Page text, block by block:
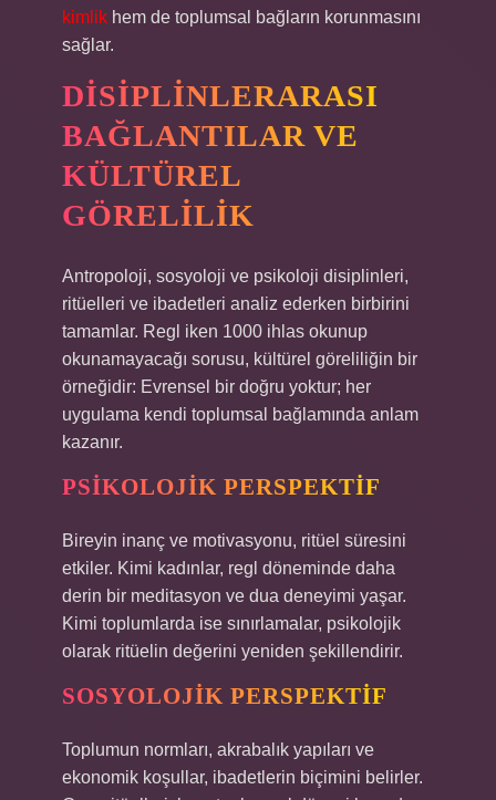
kimlik hem de toplumsal bağların korunmasını
sağlar.
DISIPLINLERARASI
BAĞLANTILAR VE
KÜLTÜREL
GÖRELILIK
Antropoloji, sosyoloji ve psikoloji disiplinleri,
ritüelleri ve ibadetleri analiz ederken birbirini
tamamlar. Regl iken 1000 ihlas okunup
okunamayacağı sorusu, kültürel göreliliğin bir
örneğidir: Evrensel bir doğru yoktur; her
uygulama kendi toplumsal bağlamında anlam
kazanır.
PSIKOLOJIK PERSPEKTIF
Bireyin inanç ve motivasyonu, ritüel süresini
etkiler. Kimi kadınlar, regl döneminde daha
derin bir meditasyon ve dua deneyimi yaşar.
Kimi toplumlarda ise sınırlamalar, psikolojik
olarak ritüelin değerini yeniden şekillendirir.
SOSYOLOJIK PERSPEKTIF
Toplumun normları, akrabalık yapıları ve
ekonomik koşullar, ibadetlerin biçimini belirler.